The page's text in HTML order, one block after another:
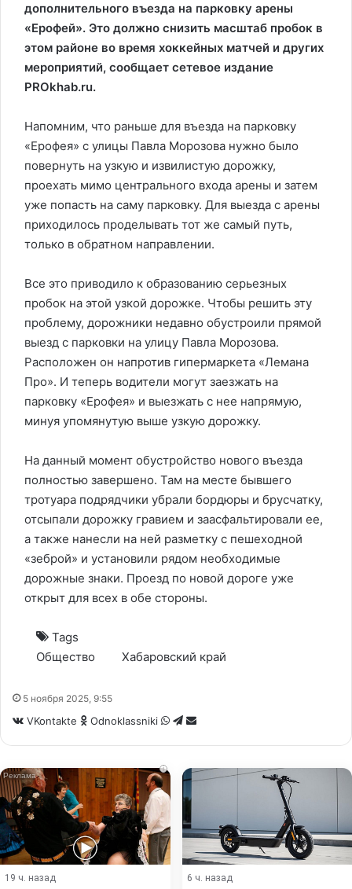
дополнительного въезда на парковку арены
«Ерофей». Это должно снизить масштаб пробок в
этом районе во время хоккейных матчей и других
мероприятий, сообщает сетевое издание
PROkhab.ru.
Напомним, что раньше для въезда на парковку
«Ерофея» с улицы Павла Морозова нужно было
повернуть на узкую и извилистую дорожку,
проехать мимо центрального входа арены и затем
уже попасть на саму парковку. Для выезда с арены
приходилось проделывать тот же самый путь,
только в обратном направлении.
Все это приводило к образованию серьезных
пробок на этой узкой дорожке. Чтобы решить эту
проблему, дорожники недавно обустроили прямой
выезд с парковки на улицу Павла Морозова.
Расположен он напротив гипермаркета «Лемана
Про». И теперь водители могут заезжать на
парковку «Ерофея» и выезжать с нее напрямую,
минуя упомянутую выше узкую дорожку.
На данный момент обустройство нового въезда
полностью завершено. Там на месте бывшего
тротуара подрядчики убрали бордюры и брусчатку,
отсыпали дорожку гравием и заасфальтировали ее,
а также нанесли на ней разметку с пешеходной
«зеброй» и установили рядом необходимые
дорожные знаки. Проезд по новой дороге уже
открыт для всех в обе стороны.
Tags
Общество
Хабаровский край
5 ноября 2025, 9:55
VKontakte Odnoklassniki WhatsApp
Telegram
Share
i
19 ч. назад
6 ч. назад